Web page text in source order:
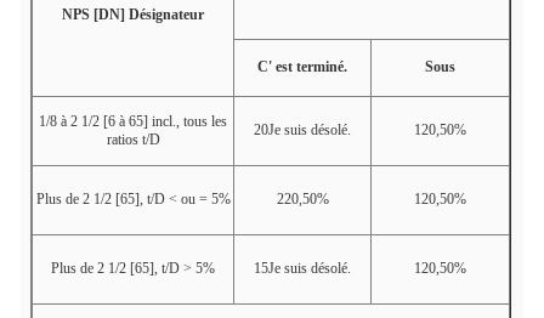
NPS [DN] Désignateur
C' est terminé. Sous
1/8 à 2 1/2 [6 à 65] incl., tous les
ratios t/D
20Je suis désolé. 120,50%
Plus de 2 1/2 [65], t/D < ou = 5% 220,50% 120,50%
Plus de 2 1/2 [65], t/D > 5% 15Je suis désolé. 120,50%